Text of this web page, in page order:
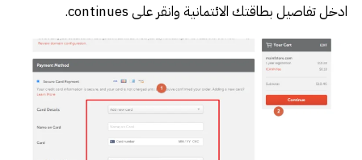
ادخل تفاصيل بطاقتك الائتمانية وانقر على continues.